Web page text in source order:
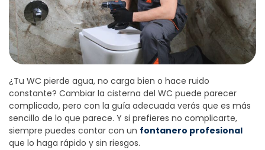
¿Tu WC pierde agua, no carga bien o hace ruido
constante? Cambiar la cisterna del WC puede parecer
complicado, pero con la guía adecuada verás que es más
sencillo de lo que parece. Y si prefieres no complicarte,
siempre puedes contar con un fontanero profesional
que lo haga rápido y sin riesgos.